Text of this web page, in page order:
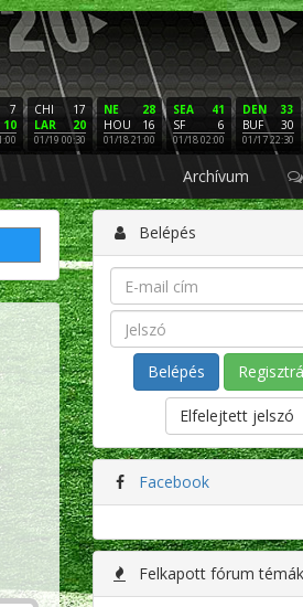
7
10
17
CHI
20
LAR
01/19 00:30
28
NE
16
HOU
01/18 21:00
41
SEA
6
SF
01/18 02:00
33
DEN
30
BUF
01/17 22:30
Archívum
Belépés
Elfelejtett jelszó
Facebook
Felkapott fórum témák